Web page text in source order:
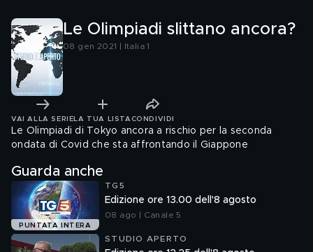
Le Olimpiadi slittano ancora?
08 gen 2021 | Italia 1
VAI ALLA SERIE LA TUA LISTA CONDIVIDI
Le Olimpiadi di Tokyo ancora a rischio per la seconda
ondata di Covid che sta affrontando il Giappone
Guarda anche
PUNTATA INTERA
TG5
Edizione ore 13.00 dell'8 agosto
08 ago | Canale 5
STUDIO APERTO